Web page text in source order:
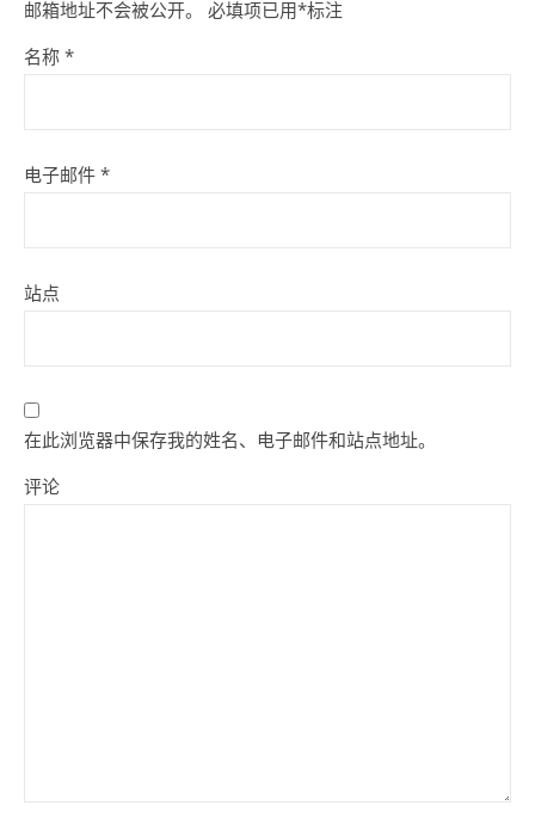
邮箱地址不会被公开。 必填项已用*标注
名称 *
电子邮件 *
站点
在此浏览器中保存我的姓名、电子邮件和站点地址。
评论